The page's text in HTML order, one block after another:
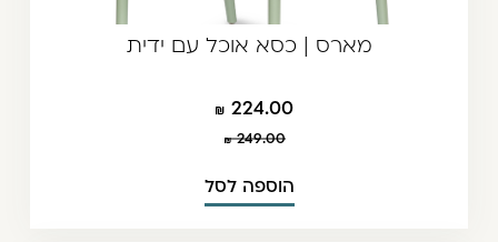
מארס | כסא אוכל עם ידית
224.00
249.00
הוספה לסל